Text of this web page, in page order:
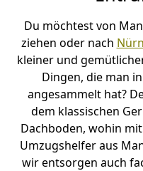
Du möchtest von
ziehen oder nach
kleiner und
Dingen, die man
angesammelt hat?
dem klassischen
Dachboden, wohin
Umzugshelfer aus
wir entsorgen auch